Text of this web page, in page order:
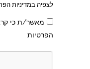
לצפיה במדיניות
מאשר/ת כי
הפרטיות